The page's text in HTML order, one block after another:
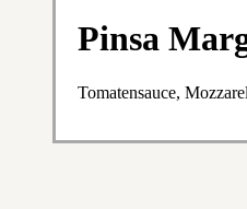
Pinsa
Tomatensauce,